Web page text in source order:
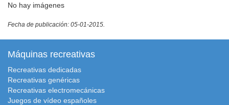
No hay imágenes
Fecha de publicación: 05-01-2015.
Máquinas recreativas
Recreativas dedicadas
Recreativas genéricas
Recreativas electromecánicas
Juegos de vídeo españoles